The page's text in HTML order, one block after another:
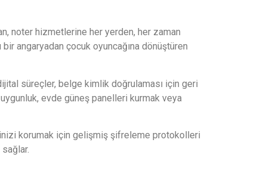
noter hizmetlerine her yerden, her zaman
angaryadan çocuk oyuncağına dönüştüren
süreçler, belge kimlik doğrulaması için geri
evde güneş panelleri kurmak veya
korumak için gelişmiş şifreleme protokolleri